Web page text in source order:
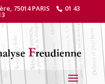
75014 PARIS 01 43